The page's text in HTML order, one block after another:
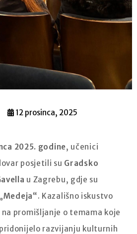
12 prosinca, 2025
2025. godine, učenici
posjetili su Gradsko
u Zagrebu, gdje su
. Kazališno iskustvo
promišljanje o temama koje
razvijanju kulturnih